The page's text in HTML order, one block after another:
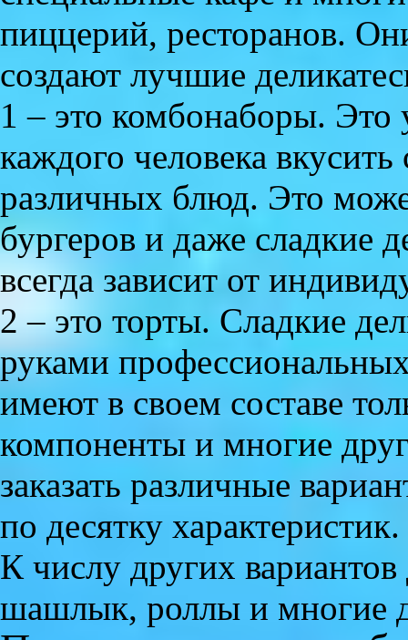
пиццерий, ресторанов.
создают лучшие
1 – это комбонаборы. Это
каждого человека вкусить
различных блюд. Это
бургеров и даже сладкие
всегда зависит от
2 – это торты. Сладкие
руками
имеют в своем составе
компоненты и многие
заказать различные
по десятку характеристик.
К числу других
шашлык, роллы и многие